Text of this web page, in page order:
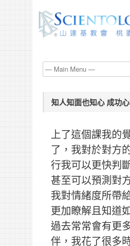
知人知面也知心 成功
上了這個課我的
了，我對於對方
行我可以更快判
甚至可以預測對
我對情緒度所帶
更加瞭解且知道
過去常常會有更
伴，我花了很多